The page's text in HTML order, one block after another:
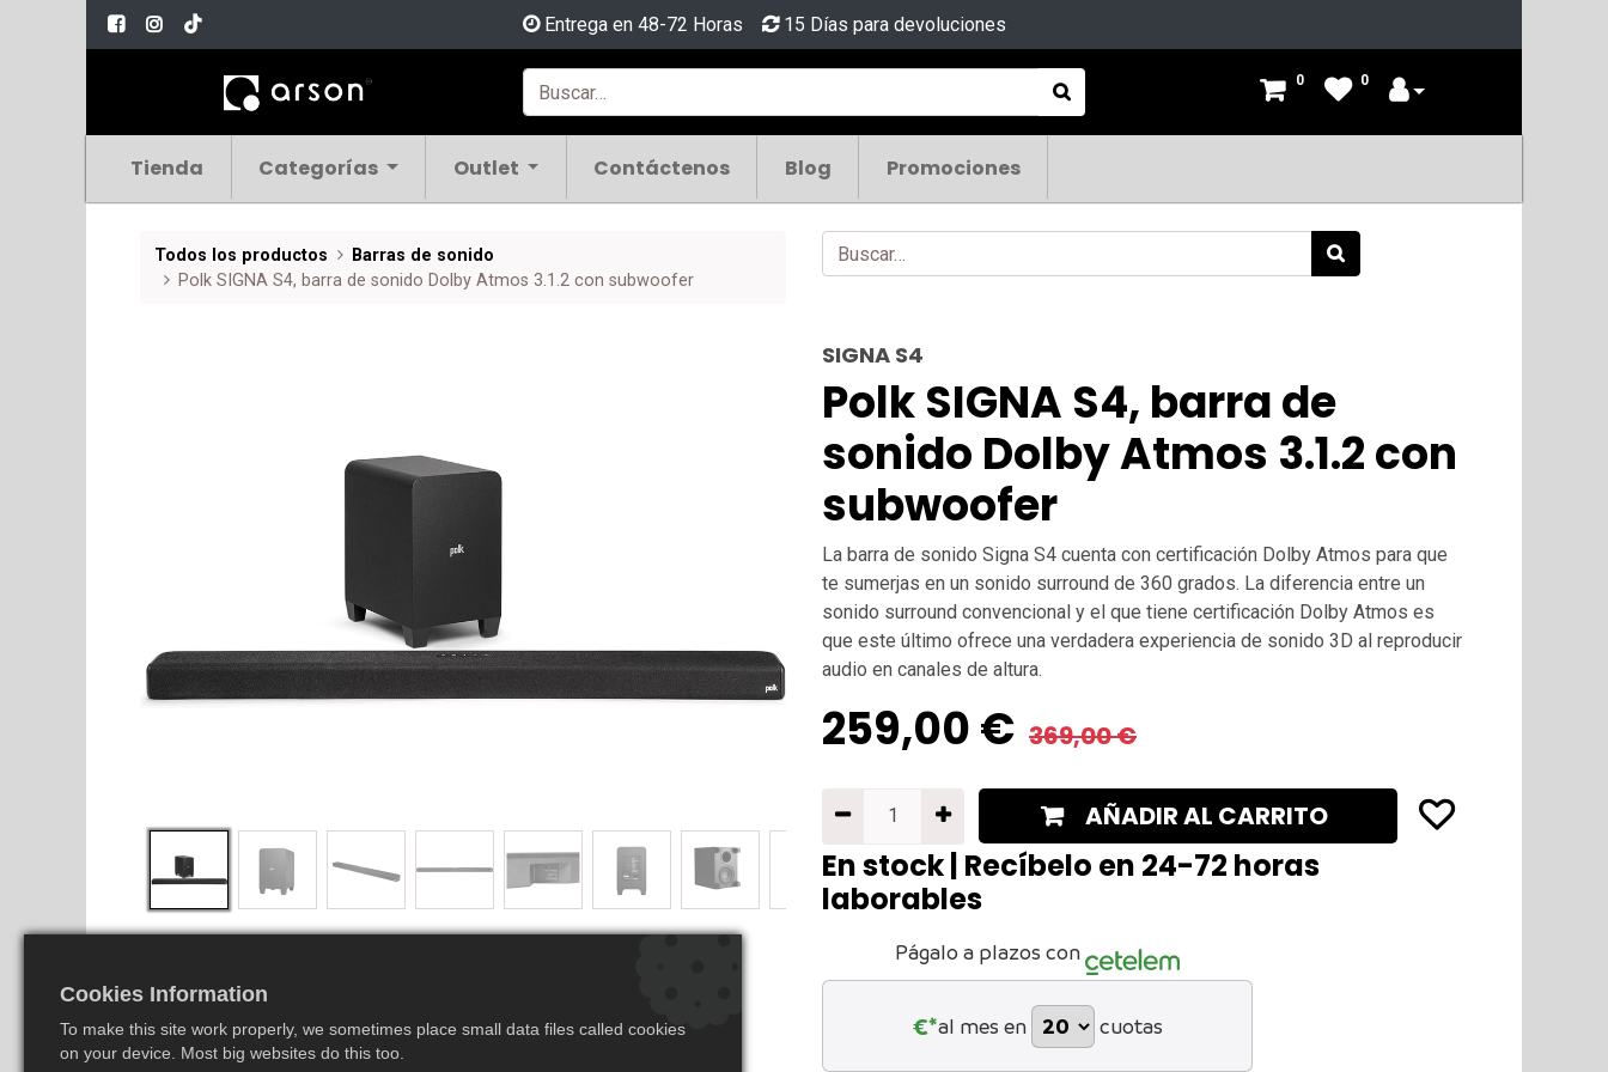
Entrega en 48-72 Horas 15 Días para devoluciones
0 0
Tienda Categorías Outlet Contáctenos Blog Promociones
Todos los productos
Barras de sonido
Polk SIGNA S4, barra de sonido Dolby Atmos 3.1.2 con subwoofer
SIGNA S4
Polk SIGNA S4, barra de
sonido Dolby Atmos 3.1.2 con
subwoofer
La barra de sonido Signa S4 cuenta con certificación Dolby Atmos para que
te sumerjas en un sonido surround de 360 grados. La diferencia entre un
sonido surround convencional y el que tiene certificación Dolby Atmos es
que este último ofrece una verdadera experiencia de sonido 3D al reproducir
audio en canales de altura.
259,00€ 369,00€
AÑADIR AL CARRITO
En stock | Recíbelo en 24-72 horas
laborables
Págalo a plazos con
€*al mes en cuotas
Cookies Information
To make this site work properly, we sometimes place small data files called cookies
on your device. Most big websites do this too.